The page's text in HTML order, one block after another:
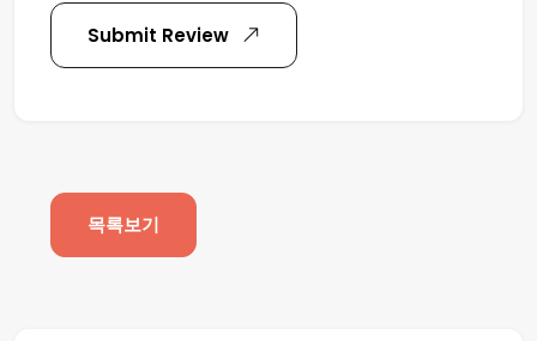
Submit Review
목록보기